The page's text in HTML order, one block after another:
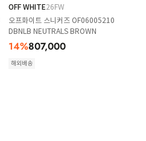
OFF WHITE26FW
오프화이트 스니커즈 OF06005210
DBNLB NEUTRALS BROWN
14%807,000
해외배송